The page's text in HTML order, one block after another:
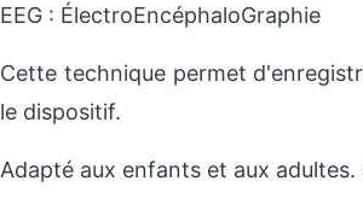
EEG : ÉlectroEncéphaloGraphie
Cette technique permet
le dispositif.
Adapté aux enfants et aux